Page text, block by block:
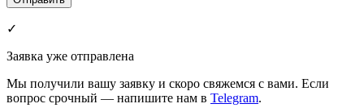
✓
Заявка уже отправлена
Мы получили вашу заявку и скоро свяжемся с вами. Если
вопрос срочный — напишите нам в Telegram.